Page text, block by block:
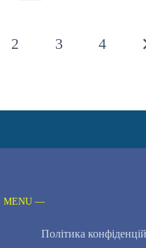
2 3 4
MENU —
Політика